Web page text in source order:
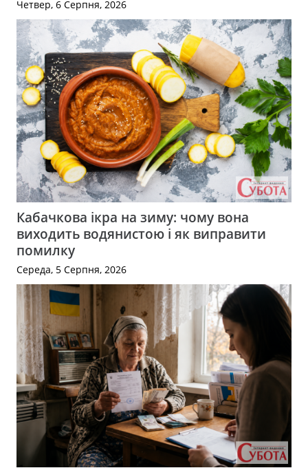
Четвер, 6 Серпня, 2026
Кабачкова ікра на зиму: чому вона
виходить водянистою і як виправити
помилку
Середа, 5 Серпня, 2026